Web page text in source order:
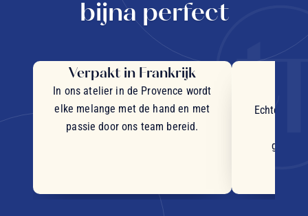
bijna perfect
Verpakt in Frankrijk
In ons atelier in de Provence wordt
elke melange met de hand en met
passie door ons team bereid.
Echte